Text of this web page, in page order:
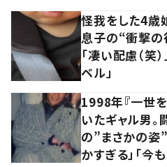
怪我をした4歳
息子の“衝撃
「凄い配慮（笑
ベル」
1998年『一世
いたギャル男
の”まさかの姿”
かすぎる」「今